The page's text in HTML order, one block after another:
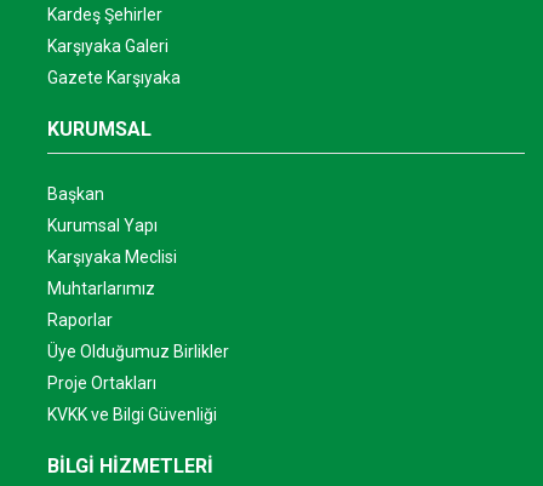
Kardeş Şehirler
Karşıyaka Galeri
Gazete Karşıyaka
KURUMSAL
Başkan
Kurumsal Yapı
Karşıyaka Meclisi
Muhtarlarımız
Raporlar
Üye Olduğumuz Birlikler
Proje Ortakları
KVKK ve Bilgi Güvenliği
BİLGİ HİZMETLERİ